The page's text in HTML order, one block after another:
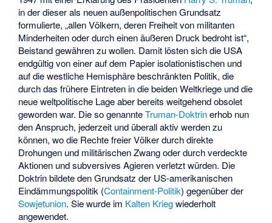
in der dieser als neuen außenpolitischen Grundsatz
formulierte, „allen Völkern, deren Freiheit von militanten
Minderheiten oder durch einen äußeren Druck bedroht ist“,
Beistand gewähren zu wollen. Damit lösten sich die USA
endgültig von einer auf dem Papier isolationistischen und
auf die westliche Hemisphäre beschränkten Politik, die
durch das frühere Eintreten in die beiden Weltkriege und die
neue weltpolitische Lage aber bereits weitgehend obsolet
geworden war. Die so genannteTruman-Doktrinerhob nun
den Anspruch, jederzeit und überall aktiv werden zu
können, wo die Rechte freier Völker durch direkte
Drohungen und militärischen Zwang oder durch verdeckte
Aktionen und subversives Agieren verletzt würden. Die
Doktrin bildete den Grundsatz der US-amerikanischen
Eindämmungspolitik (Containment-Politik) gegenüber der
Sowjetunion. Sie wurde im Kalten Kriegwiederholt
angewendet.